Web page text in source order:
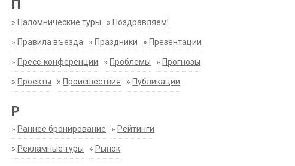
П
» Паломнические туры » Поздравляем!
» Правила въезда » Праздники » Презентации
» Пресс-конференции » Проблемы » Прогнозы
» Проекты » Происшествия » Публикации
Р
» Раннее бронирование » Рейтинги
» Рекламные туры » Рынок